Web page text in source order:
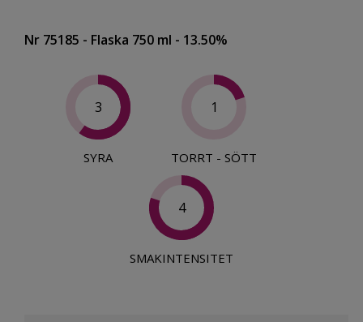
Nr 75185 - Flaska 750 ml - 13.50%
3
SYRA
1
TORRT - SÖTT
4
SMAKINTENSITET